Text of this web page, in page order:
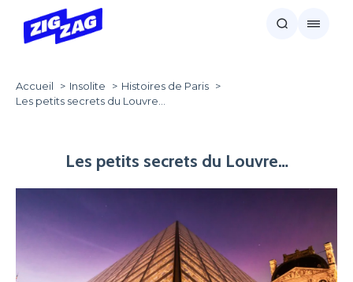
Accueil Insolite
Histoires de Paris
Les petits secrets du Louvre…
Les petits secrets du Louvre…